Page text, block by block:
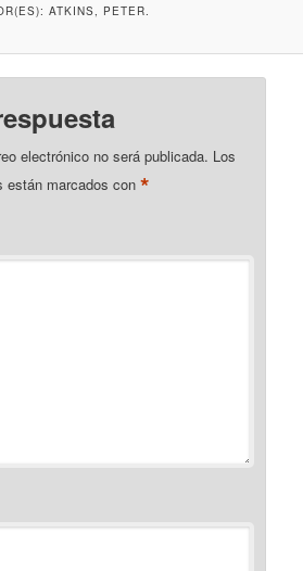
ATKINS, PETER.
electrónico no será publicada. Los
están marcados con*